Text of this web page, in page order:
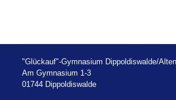
"Glückauf"-Gymnasium Dippoldiswalde/
Am Gymnasium 1-3
01744 Dippoldiswalde